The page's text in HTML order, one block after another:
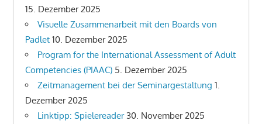
15. Dezember 2025
Visuelle Zusammenarbeit mit den Boards von
Padlet 10. Dezember 2025
Program for the International Assessment of Adult
Competencies (PIAAC) 5. Dezember 2025
Zeitmanagement bei der Seminargestaltung 1.
Dezember 2025
Linktipp: Spielereader 30. November 2025